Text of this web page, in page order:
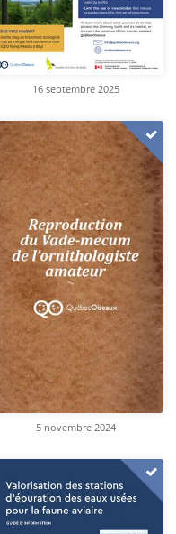
16 septembre 2025
5 novembre 2024